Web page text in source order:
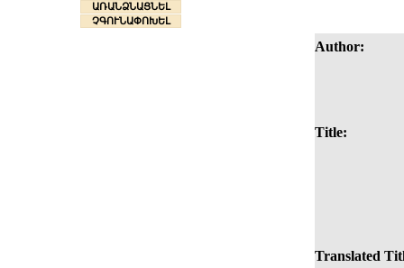
ԱՌԱՆՁՆԱՑՆԵԼ
ՉԳՈՒՆԱՓՈԽԵԼ
Author:
Title:
Translated